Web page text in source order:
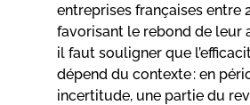
entreprises françaises entre
favorisant le rebond de leur
il faut souligner que
dépend du contexte : en
incertitude, une partie du